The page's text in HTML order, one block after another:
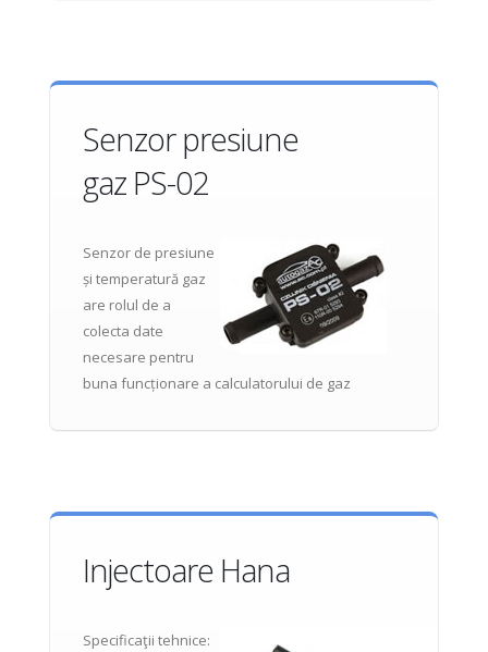
Senzor presiune
gaz PS-02
Senzor de presiune
și temperatură gaz
are rolul de a
colecta date
necesare pentru
buna funcționare a calculatorului de gaz
Injectoare Hana
Specificaţii tehnice: